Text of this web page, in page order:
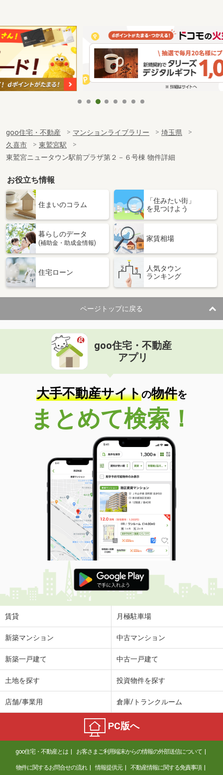
goo住宅・不動産 マンションライブラリー
埼玉県
久喜市
東鷲宮駅
東鷲宮ニュータウン駅前プラザ第２－６号棟 物件詳細
お役立ち情報
住まいのコラム
「住みたい街」
を見つけよう
暮らしのデータ
(補助金・助成金情報)
家賃相場
住宅ローン
人気タウン
ランキング
ページトップに戻る
goo住宅・不動産
アプリ
大手不動産サイトの物件を
まとめて検索！
賃貸 月極駐車場
新築マンション 中古マンション
新築一戸建て 中古一戸建て
土地を探す 投資物件を探す
店舗/事業用 倉庫/トランクルーム
PC版へ
goo住宅・不動産とは お客さまご利用端末からの情報の外部送信について
物件に関するお問合せの流れ 情報提供元 不動産情報に関する免責事項